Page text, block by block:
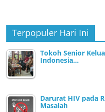
Terpopuler Hari Ini
Tokoh Senior
Indonesia…
Darurat HIV pada
Masalah